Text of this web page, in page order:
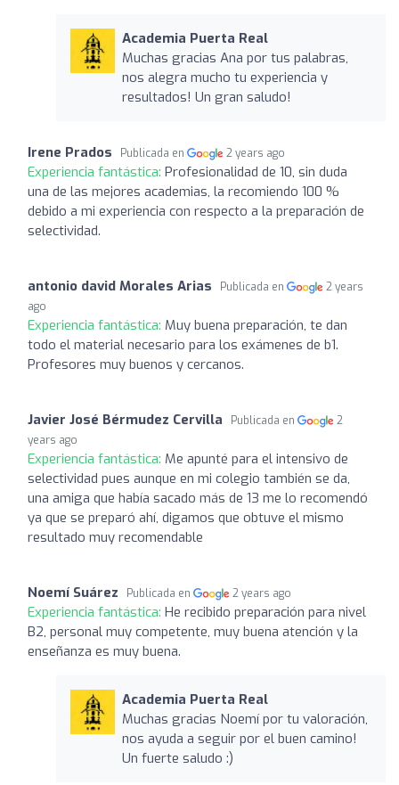
Academia Puerta Real
Muchas gracias Ana por tus palabras,
nos alegra mucho tu experiencia y
resultados! Un gran saludo!
Irene Prados Publicada en 2 years ago
Experiencia fantástica: Profesionalidad de 10, sin duda
una de las mejores academias, la recomiendo 100 %
debido a mi experiencia con respecto a la preparación de
selectividad.
antonio david Morales Arias Publicada en
2 years
ago
Experiencia fantástica: Muy buena preparación, te dan
todo el material necesario para los exámenes de b1.
Profesores muy buenos y cercanos.
Javier José Bérmudez Cervilla Publicada en
2
years ago
Experiencia fantástica: Me apunté para el intensivo de
selectividad pues aunque en mi colegio también se da,
una amiga que había sacado más de 13 me lo recomendó
ya que se preparó ahí, digamos que obtuve el mismo
resultado muy recomendable
Noemí Suárez Publicada en 2 years ago
Experiencia fantástica: He recibido preparación para nivel
B2, personal muy competente, muy buena atención y la
enseñanza es muy buena.
Academia Puerta Real
Muchas gracias Noemí por tu valoración,
nos ayuda a seguir por el buen camino!
Un fuerte saludo :)